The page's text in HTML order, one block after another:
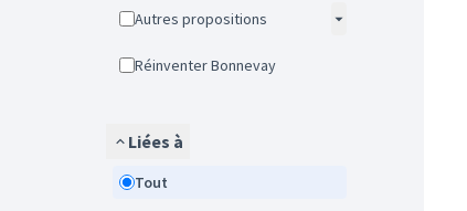
Autres propositions
Réinventer Bonnevay
Liées à
Tout